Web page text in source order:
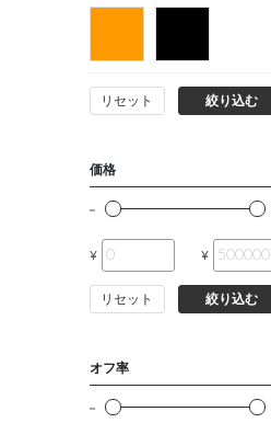
バッグ
シューズ
アンダーウェア
オーダースーツ
リセット 絞り込む
価格
¥ ¥
リセット 絞り込む
オフ率